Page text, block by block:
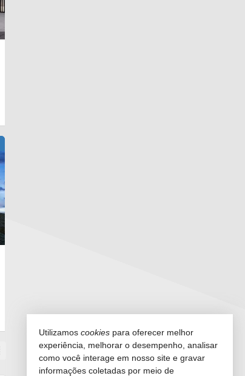
Utilizamos cookies para oferecer melhor
experiência, melhorar o desempenho, analisar
como você interage em nosso site e gravar
informações coletadas por meio de